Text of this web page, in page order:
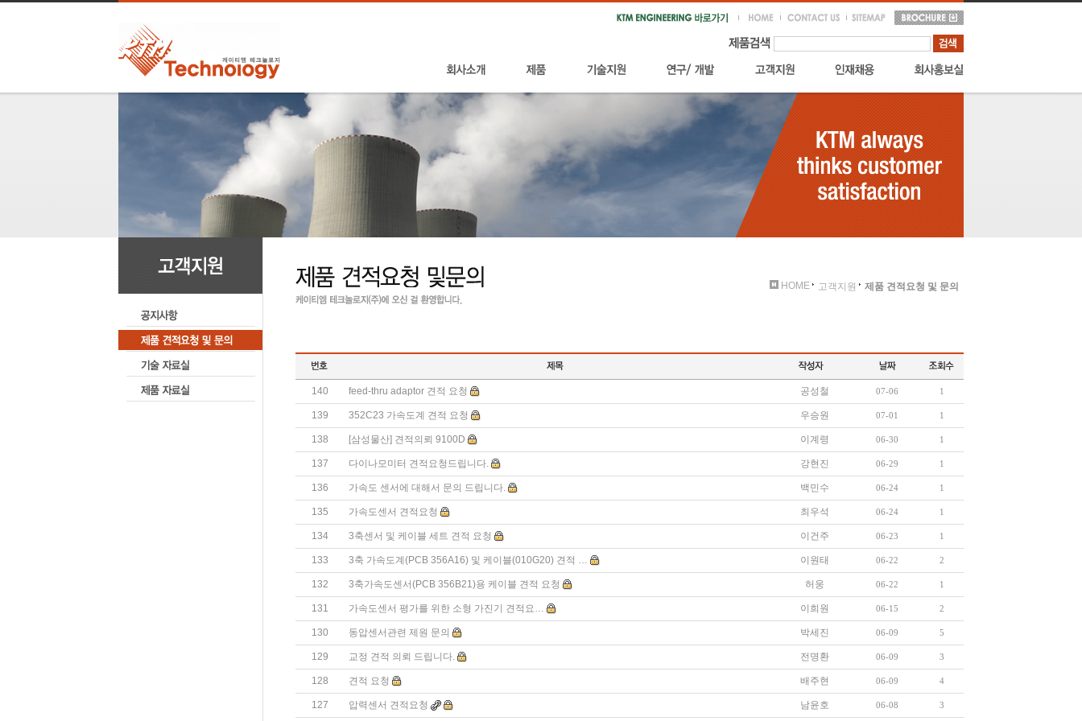
HOME 고객지원 제품 견적요청 및 문의
140 feed-thru adaptor 견적 요청 공성철 07-06 1
139 352C23 가속도계 견적 요청 우승원 07-01 1
138 [삼성물산] 견적의뢰 9100D 이계령 06-30 1
137 다이나모미터 견적요청드립니다. 강현진 06-29 1
136 가속도 센서에 대해서 문의 드립니다. 백민수 06-24 1
135 가속도센서 견적요청 최우석 06-24 1
134 3축센서 및 케이블 세트 견적 요청 이건주 06-23 1
133 3축 가속도계(PCB 356A16) 및 케이블(010G20) 견적 … 이원태 06-22 2
132 3축가속도센서(PCB 356B21)용 케이블 견적 요청 허웅 06-22 1
131 가속도센서 평가를 위한 소형 가진기 견적요… 이희원 06-15 2
130 동압센서관련 제원 문의 박세진 06-09 5
129 교정 견적 의뢰 드립니다. 전명환 06-09 3
128 견적 요청 배주현 06-09 4
127 압력센서 견적요청 남윤호 06-08 3